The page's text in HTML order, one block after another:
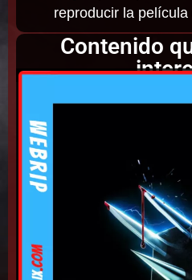
reproducir la
Contenido